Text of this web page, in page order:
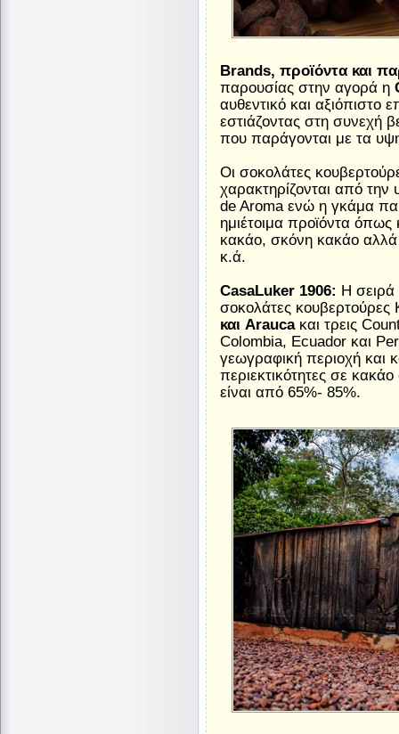
Brands, προϊόντα και
παρουσίας στην αγορά η
αυθεντικό και αξιόπιστο
εστιάζοντας στη συνεχή
που παράγονται με τα
Οι σοκολάτες
χαρακτηρίζονται από
de Aroma ενώ η γκάμα
ημιέτοιμα προϊόντα
κακάο, σκόνη κακάο
κ.ά.
CasaLuker 1906: Η σειρά
σοκολάτες κουβερτούρες
και Araucaκαι τρεις
Colombia, Ecuador και
γεωγραφική περιοχή και
περιεκτικότητες σε
είναι από 65%- 85%.